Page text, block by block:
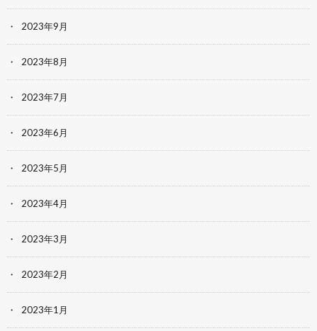
2023年9月
2023年8月
2023年7月
2023年6月
2023年5月
2023年4月
2023年3月
2023年2月
2023年1月